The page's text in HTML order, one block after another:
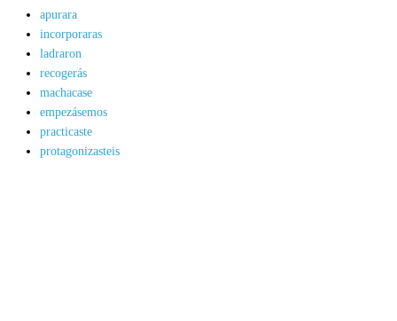
apurara
incorporaras
ladraron
recogerás
machacase
empezásemos
practicaste
protagonizasteis